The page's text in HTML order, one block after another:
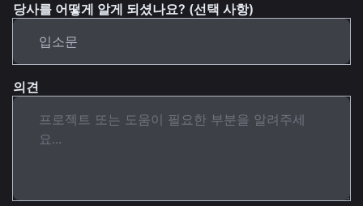
당사를 어떻게 알게 되셨나요? (선택 사항)
의견